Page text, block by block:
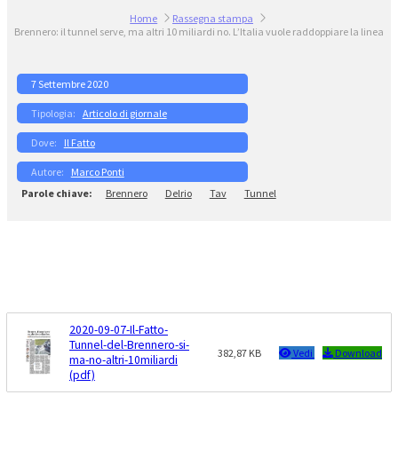
Home
Rassegna stampa
Brennero: il tunnel serve, ma altri 10 miliardi no. L’Italia vuole raddoppiare la linea
7 Settembre 2020
Articolo di giornale
Il Fatto
Marco Ponti
Brennero
Delrio Tav Tunnel
2020-09-07-Il-Fatto-
Tunnel-del-Brennero-si-
ma-no-altri-10miliardi
(pdf)
382,87 KB Vedi Download